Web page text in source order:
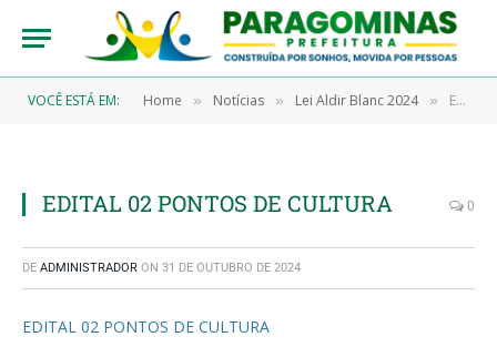
VOCÊ ESTÁ EM: Home » Notícias » Lei Aldir Blanc 2024 » EDITAL 02 PONTOS DE CULTURA
EDITAL 02 PONTOS DE CULTURA 0
DE ADMINISTRADOR ON 31 DE OUTUBRO DE 2024
EDITAL 02 PONTOS DE CULTURA